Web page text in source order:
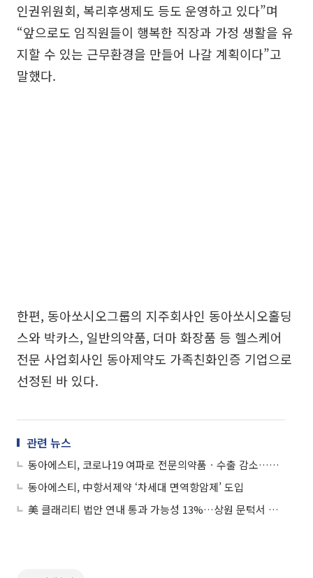
인권위원회, 복리후생제도 등도 운영하고 있다”며
“앞으로도 임직원들이 행복한 직장과 가정 생활을 유
지할 수 있는 근무환경을 만들어 나갈 계획이다”고
말했다.
한편, 동아쏘시오그룹의 지주회사인 동아쏘시오홀딩
스와 박카스, 일반의약품, 더마 화장품 등 헬스케어
전문 사업회사인 동아제약도 가족친화인증 기업으로
선정된 바 있다.
관련 뉴스
동아에스티, 코로나19 여파로 전문의약품ㆍ수출 감소…영업익 68.7%↓
동아에스티, 中항서제약 ‘차세대 면역항암제’ 도입
美 클래리티 법안 연내 통과 가능성 13%…상원 문턱서 제동